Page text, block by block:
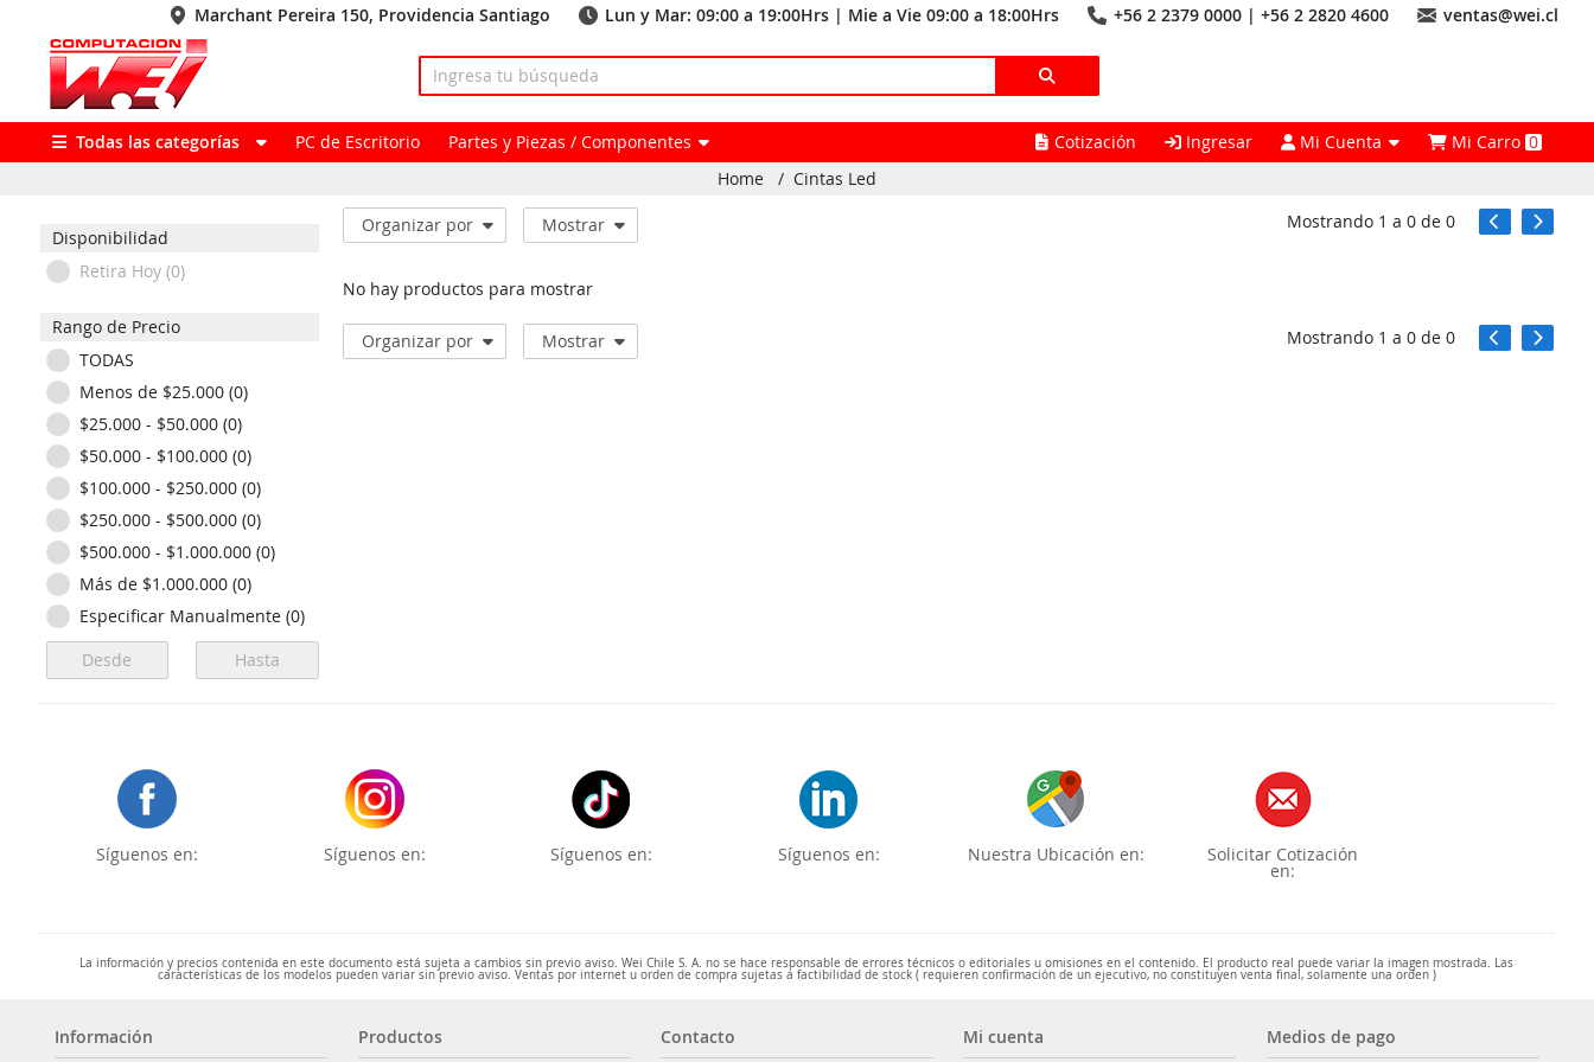
Marchant Pereira 150, Providencia Santiago Lun y Mar: 09:00 a 19:00Hrs | Mie a Vie 09:00 a 18:00Hrs +56 2 2379 0000 | +56 2 2820 4600 ventas@wei.cl
Todas las categorías PC de Escritorio Partes y Piezas / Componentes Cotización Ingresar Mi Cuenta Mi Carro0
Home
/ Cintas Led
Disponibilidad
Retira Hoy (0)
Rango de Precio
TODAS
Menos de $25.000 (0)
$25.000 - $50.000 (0)
$50.000 - $100.000 (0)
$100.000 - $250.000 (0)
$250.000 - $500.000 (0)
$500.000 - $1.000.000 (0)
Más de $1.000.000 (0)
Especificar Manualmente (0)
Organizar por Mostrar Mostrando 1 a0 de0
No hay productos para mostrar
Organizar por Mostrar Mostrando 1 a0 de0
Síguenos en: Síguenos en: Síguenos en: Síguenos en: Nuestra Ubicación en: Solicitar Cotización
en:
La información y precios contenida en este documento está sujeta a cambios sin previo aviso. Wei Chile S. A. no se hace responsable de errores técnicos o editoriales u omisiones en el contenido. El producto real puede variar la imagen mostrada. Las
características de los modelos pueden variar sin previo aviso. Ventas por internet u orden de compra sujetas a factibilidad de stock ( requieren confirmación de un ejecutivo, no constituyen venta final, solamente una orden )
Información Productos Contacto Mi cuenta Medios de pago